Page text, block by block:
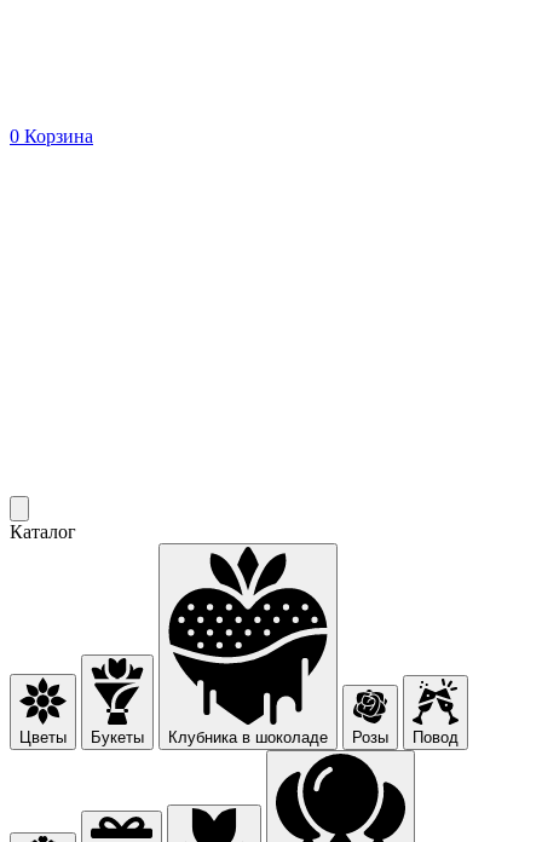
0 Корзина
Каталог
Цветы Букеты Клубника в шоколаде Розы Повод